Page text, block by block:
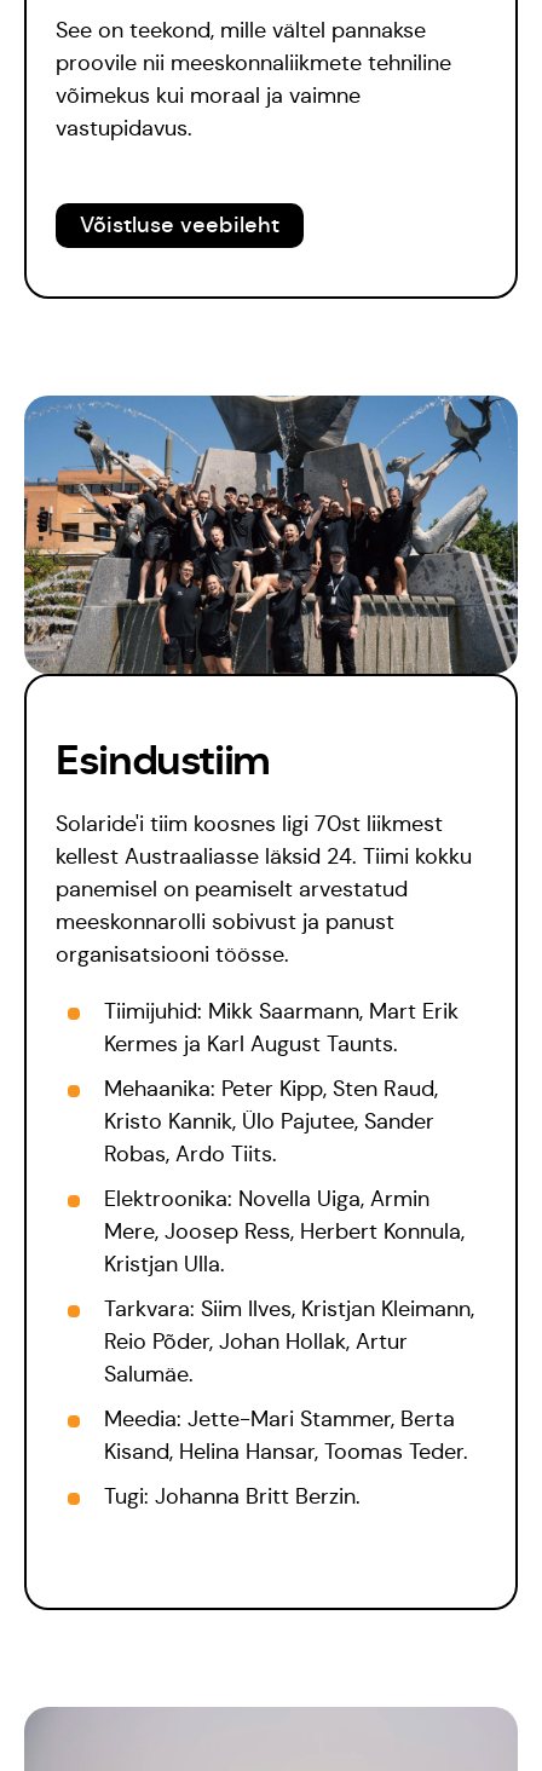
Liitu
Blogi
See on teekond, mille vältel pannakse
proovile nii meeskonnaliikmete tehniline
võimekus kui moraal ja vaimne
vastupidavus.
Võistluse veebileht
Esindustiim
Solaride'i tiim koosnes ligi 70st liikmest
kellest Austraaliasse läksid 24. Tiimi kokku
panemisel on peamiselt arvestatud
meeskonnarolli sobivust ja panust
organisatsiooni töösse.
Tiimijuhid: Mikk Saarmann, Mart Erik
Kermes ja Karl August Taunts.
Mehaanika: Peter Kipp, Sten Raud,
Kristo Kannik, Ülo Pajutee, Sander
Robas, Ardo Tiits.
Elektroonika: Novella Uiga, Armin
Mere, Joosep Ress, Herbert Konnula,
Kristjan Ulla.
Tarkvara: Siim Ilves, Kristjan Kleimann,
Reio Põder, Johan Hollak, Artur
Salumäe.
Meedia: Jette-Mari Stammer, Berta
Kisand, Helina Hansar, Toomas Teder.
Tugi: Johanna Britt Berzin.